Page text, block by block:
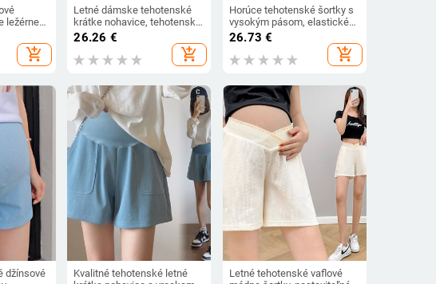
ležérne
add_shopping_cart
Letné dámske tehotenské
krátke nohavice, tehotenské
šortky s vysokým pásom,
džínsy s veľkými rozmermi
26.26 €
add_shopping_cart
Horúce tehotenské šortky s
vysokým pásom, elastické
tehotenské džínsové
nohavice, letné krátke džínsy
pre tehotné ženy, módne
26.73 €
add_shopping_cart
džínsové
Kvalitné tehotenské letné
Letné tehotenské vaflové